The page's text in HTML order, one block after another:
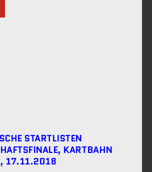
STARTLISTEN
KARTBAHN
17.11.2018